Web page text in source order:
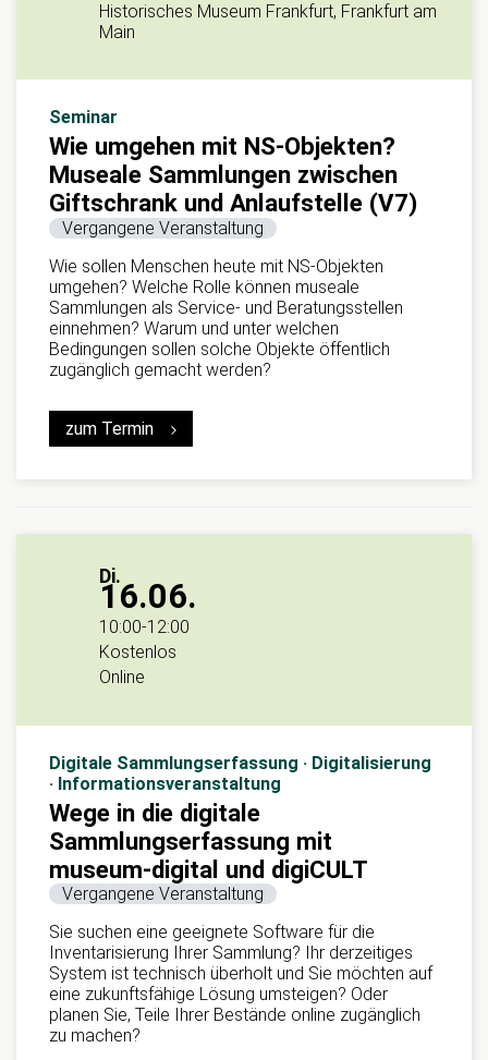
Historisches Museum Frankfurt, Frankfurt am
Main
Seminar
Wie umgehen mit NS-Objekten?
Museale Sammlungen zwischen
Giftschrank und Anlaufstelle (V7)
Vergangene Veranstaltung
Wie sollen Menschen heute mit NS-Objekten
umgehen? Welche Rolle können museale
Sammlungen als Service- und Beratungsstellen
einnehmen? Warum und unter welchen
Bedingungen sollen solche Objekte öffentlich
zugänglich gemacht werden?
zum Termin
Di.
16.06.
10:00-12:00
Kostenlos
Online
Digitale Sammlungserfassung · Digitalisierung
· Informationsveranstaltung
Wege in die digitale
Sammlungserfassung mit
museum-digital und digiCULT
Vergangene Veranstaltung
Sie suchen eine geeignete Software für die
Inventarisierung Ihrer Sammlung? Ihr derzeitiges
System ist technisch überholt und Sie möchten auf
eine zukunftsfähige Lösung umsteigen? Oder
planen Sie, Teile Ihrer Bestände online zugänglich
zu machen?